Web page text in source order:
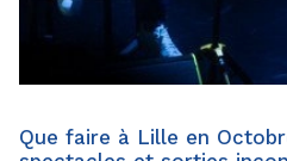
Que faire à Lille en